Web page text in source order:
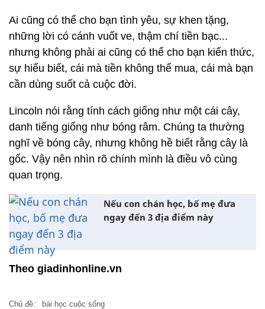
Ai cũng có thể cho bạn tình yêu, sự khen tặng,
những lời có cánh vuốt ve, thậm chí tiền bạc...
nhưng không phải ai cũng có thể cho bạn kiến thức,
sự hiểu biết, cái mà tiền không thể mua, cái mà bạn
cần dùng suốt cả cuộc đời.
Lincoln nói rằng tính cách giống như một cái cây,
danh tiếng giống như bóng râm. Chúng ta thường
nghĩ về bóng cây, nhưng không hề biết rằng cây là
gốc. Vậy nên nhìn rõ chính mình là điều vô cùng
quan trọng.
Nếu con chán học, bố mẹ đưa
ngay đến 3 địa điểm này
Theo giadinhonline.vn
Chủ đề: bài học cuộc sống